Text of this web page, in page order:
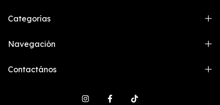
Categorías
Navegación
Contactános